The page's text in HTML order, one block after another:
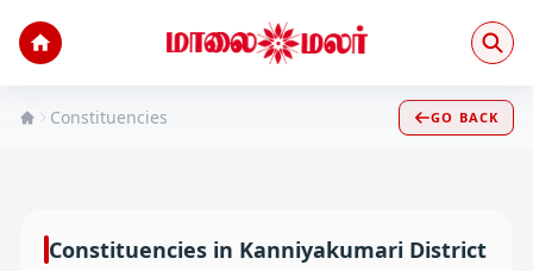
Constituencies GO BACK
Constituencies in Kanniyakumari District